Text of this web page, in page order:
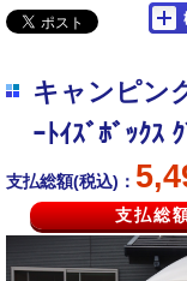
キャンピン
ｰﾄｲｽﾞﾎﾞｯｸｽ
支払総額(税込)：
支払総